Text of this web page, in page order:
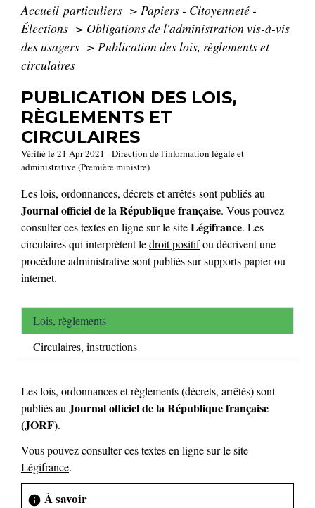
Accueil particuliers > Papiers - Citoyenneté -
Élections > Obligations de l'administration vis-à-vis
des usagers > Publication des lois, règlements et
circulaires
PUBLICATION DES LOIS,
RÈGLEMENTS ET
CIRCULAIRES
Vérifié le 21 Apr 2021 - Direction de l'information légale et
administrative (Première ministre)
Les lois, ordonnances, décrets et arrêtés sont publiés au
Journal officiel de la République française. Vous pouvez
consulter ces textes en ligne sur le siteLégifrance. Les
circulaires qui interprètent ledroit positifou décrivent une
procédure administrative sont publiés sur supports papier ou
internet.
Lois, règlements
Circulaires, instructions
Les lois, ordonnances et règlements (décrets, arrêtés) sont
publiés auJournal officiel de la République française
(JORF).
Vous pouvez consulter ces textes en ligne sur le site
Légifrance.
info À savoir